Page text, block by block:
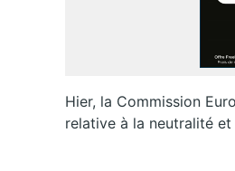
Hier, la Commission
relative à la neutralité